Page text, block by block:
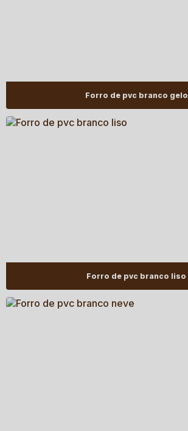
Forro de pvc branco gelo
Forro de pvc branco liso